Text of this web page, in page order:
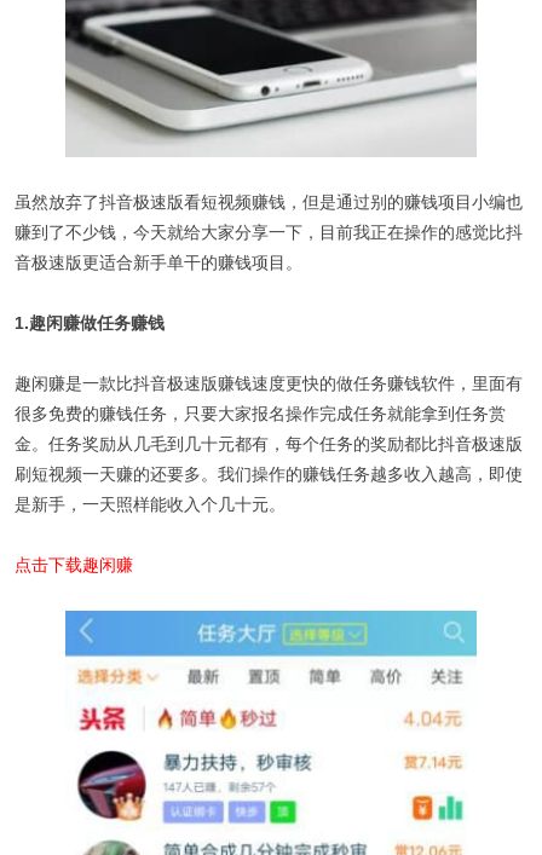
虽然放弃了抖音极速版看短视频赚钱，但是通过别的赚钱项目小编也
赚到了不少钱，今天就给大家分享一下，目前我正在操作的感觉比抖
音极速版更适合新手单干的赚钱项目。
1.趣闲赚做任务赚钱
趣闲赚是一款比抖音极速版赚钱速度更快的做任务赚钱软件，里面有
很多免费的赚钱任务，只要大家报名操作完成任务就能拿到任务赏
金。任务奖励从几毛到几十元都有，每个任务的奖励都比抖音极速版
刷短视频一天赚的还要多。我们操作的赚钱任务越多收入越高，即使
是新手，一天照样能收入个几十元。
点击下载趣闲赚